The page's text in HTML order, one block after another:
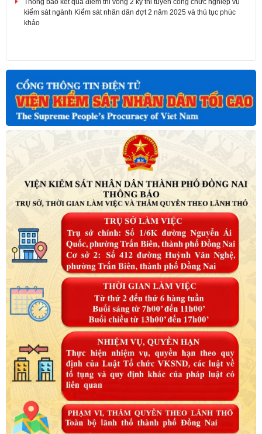
khảo
Tài liệu Hội nghị chuyên đề và giải đáp thắc mắc nghiệp vụ kiểm sát